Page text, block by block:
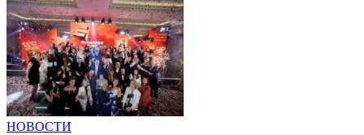
НОВОСТИ